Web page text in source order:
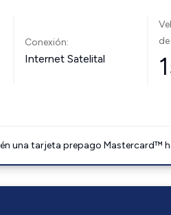
Conexión:
Internet Satelital
una tarjeta prepago Mastercard™